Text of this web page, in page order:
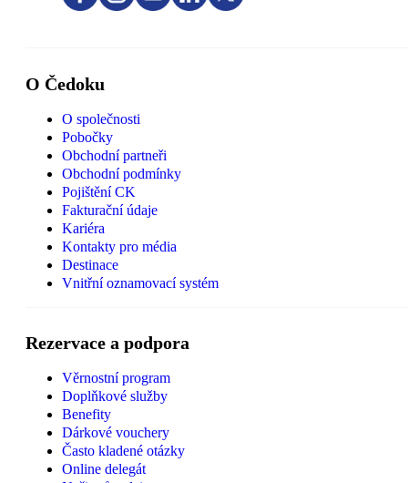
O Čedoku
O společnosti
Pobočky
Obchodní partneři
Obchodní podmínky
Pojištění CK
Fakturační údaje
Kariéra
Kontakty pro média
Destinace
Vnitřní oznamovací systém
Rezervace a podpora
Věrnostní program
Doplňkové služby
Benefity
Dárkové vouchery
Často kladené otázky
Online delegát